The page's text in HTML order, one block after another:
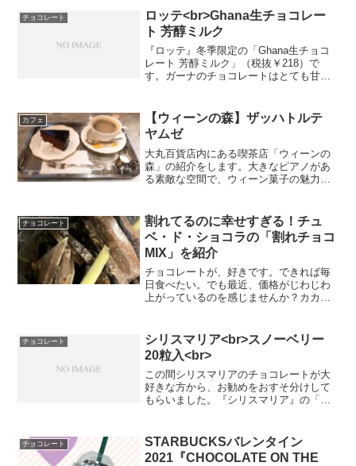
チョコレート
ロッテ<br>Ghana生チョコレー
ト 芳醇ミルク
『ロッテ』冬季限定の「Ghana生チョコ
レート 芳醇ミルク」（税抜￥218）で
す。ガーナのチョコレートはとても甘い
ました。写真では分かりにくいと思いま
すが、中のチョコ...
カフェ
【ウィーンの森】ザッハトルテ
ヤムゼ
大丸百貨店内にある喫茶店「ウィーンの
森」の紹介をします。大きなピアノがあ
る素敵な空間で、ウィーン菓子の魅力を
ハトルテ ヤムゼ（税込1,111円）ザッハ
トルテ（単品税込5...
チョコレート
割れてるのに幸せすぎる！チュ
ベ・ド・ショコラの「割れチョコ
MIX」を紹介
チョコレートが、好きです。できれば毎
日食べたい。でも最近、価格がじわじわ
上がっているのを感じませんか？カカオ
「じゃあ、チョコやめよう」なんて、で
きるはずもなく…というわ...
チョコレート
シリスマリア<br>スノーベリー
20粒入<br>
この間シリスマリアのチョコレートが大
好きな方から、お勧めをおすそ分けして
もらいました。『シリスマリア』の「ス
イトチョコレートにいちごが入った商品
で、女性の好む味わい...
チョコレート
STARBUCKSバレンタイン
2021『CHOCOLATE ON THE